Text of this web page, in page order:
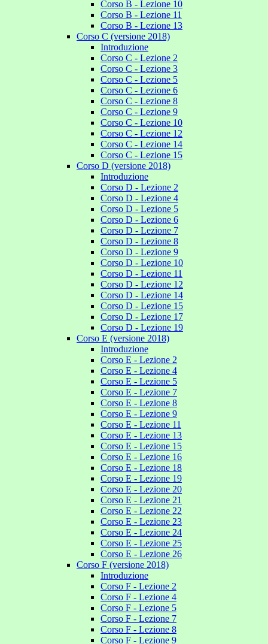
Corso B - Lezione 10
Corso B - Lezione 11
Corso B - Lezione 13
Corso C (versione 2018)
Introduzione
Corso C - Lezione 2
Corso C - Lezione 3
Corso C - Lezione 5
Corso C - Lezione 6
Corso C - Lezione 8
Corso C - Lezione 9
Corso C - Lezione 10
Corso C - Lezione 12
Corso C - Lezione 14
Corso C - Lezione 15
Corso D (versione 2018)
Introduzione
Corso D - Lezione 2
Corso D - Lezione 4
Corso D - Lezione 5
Corso D - Lezione 6
Corso D - Lezione 7
Corso D - Lezione 8
Corso D - Lezione 9
Corso D - Lezione 10
Corso D - Lezione 11
Corso D - Lezione 12
Corso D - Lezione 14
Corso D - Lezione 15
Corso D - Lezione 17
Corso D - Lezione 19
Corso E (versione 2018)
Introduzione
Corso E - Lezione 2
Corso E - Lezione 4
Corso E - Lezione 5
Corso E - Lezione 7
Corso E - Lezione 8
Corso E - Lezione 9
Corso E - Lezione 11
Corso E - Lezione 13
Corso E - Lezione 15
Corso E - Lezione 16
Corso E - Lezione 18
Corso E - Lezione 19
Corso E - Lezione 20
Corso E - Lezione 21
Corso E - Lezione 22
Corso E - Lezione 23
Corso E - Lezione 24
Corso E - Lezione 25
Corso E - Lezione 26
Corso F (versione 2018)
Introduzione
Corso F - Lezione 2
Corso F - Lezione 4
Corso F - Lezione 5
Corso F - Lezione 7
Corso F - Lezione 8
Corso F - Lezione 9